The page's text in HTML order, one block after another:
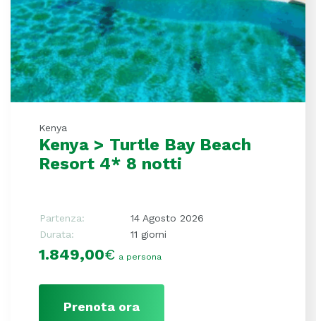
Kenya
Kenya > Turtle Bay Beach
Resort 4* 8 notti
Partenza:
14 Agosto 2026
Durata:
11 giorni
1.849,00€ a persona
Prenota ora